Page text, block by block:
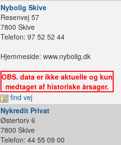
Nybolig Skive
Resenvej 57
7800 Skive
Telefon: 97 52 52 44
Hjemmeside: www.nybolig.dk
OBS. data er ikke aktuelle og kun
medtaget af historiske årsager.
find vej
Nykredit Privat
Østertorv 6
7800 Skive
Telefon: 44 55 09 00